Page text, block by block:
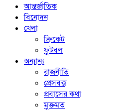
আন্তর্জাতিক
বিনোদন
খেলা
ক্রিকেট
ফুটবল
অন্যান্য
রাজনীতি
প্রেসবক্স
প্রবাসের কথা
মুক্তমত